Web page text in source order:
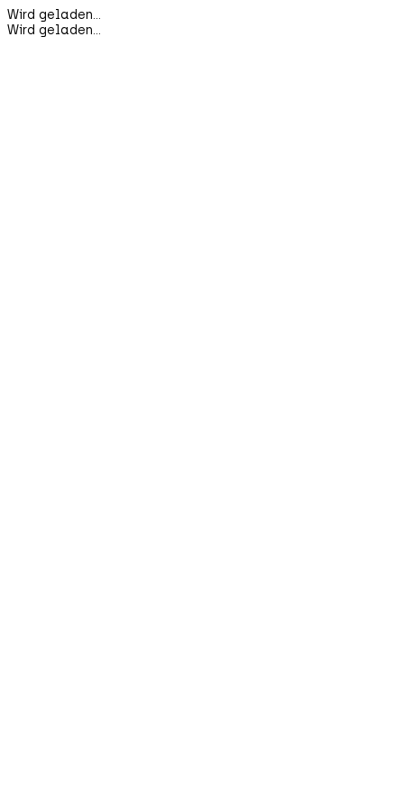
Wird geladen...
Wird geladen...